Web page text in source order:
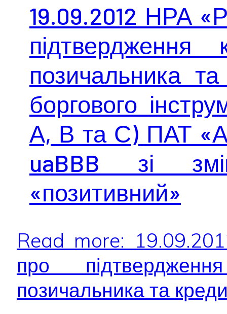
19.09.2012 НРА
підтвердження
позичальника
боргового
А, В та С) ПАТ
uaBBB зі
«позитивний»
Read more:
про
позичальника та